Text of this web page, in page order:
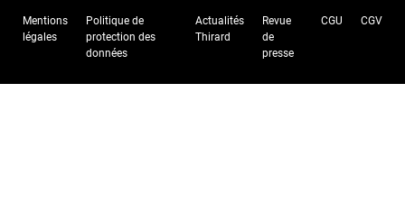
Mentions
légales
Politique de
protection des
données
Actualités
Thirard
Revue
de
presse
CGU CGV